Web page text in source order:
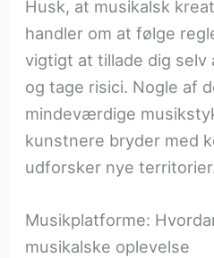
Husk, at musikalsk
handler om at følge
vigtigt at tillade dig selv
og tage risici. Nogle af
mindeværdige
kunstnere bryder med
udforsker nye
Musikplatforme:
musikalske oplevelse